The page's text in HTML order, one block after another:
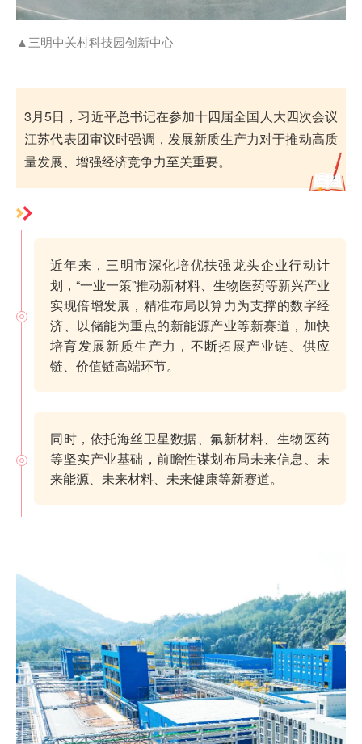
▲三明中关村科技园创新中心
3月5日，习近平总书记在参加十四届全国人大四次会议
江苏代表团审议时强调，发展新质生产力对于推动高质
量发展、增强经济竞争力至关重要。
近年来，三明市深化培优扶强龙头企业行动计
划，“一业一策”推动新材料、生物医药等新兴产业
实现倍增发展，精准布局以算力为支撑的数字经
济、以储能为重点的新能源产业等新赛道，加快
培育发展新质生产力，不断拓展产业链、供应
链、价值链高端环节。
同时，依托海丝卫星数据、氟新材料、生物医药
等坚实产业基础，前瞻性谋划布局未来信息、未
来能源、未来材料、未来健康等新赛道。